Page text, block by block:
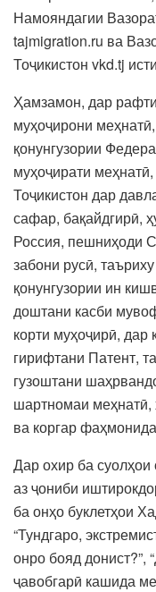
Намояндагии
tajmigration.ru ва
Тоҷикистон vkd.tj
Ҳамзамон, дар
муҳоҷирони
қонунгузории
муҳоҷирати
Тоҷикистон дар
сафар, бақайдгирӣ,
Россия, пешниҳоди
забони русӣ,
қонунгузории ин
доштани касби
корти муҳоҷирӣ, дар
гирифтани Патент,
гузоштани
шартномаи меҳнатӣ,
ва коргар
Дар охир ба
аз ҷониби
ба онҳо буклетҳои
“Тундгаро,
онро бояд донист?”,
ҷавобгарӣ кашида